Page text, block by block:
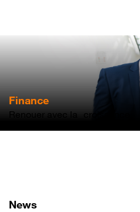
Finance
Renouer avec la croissance
News